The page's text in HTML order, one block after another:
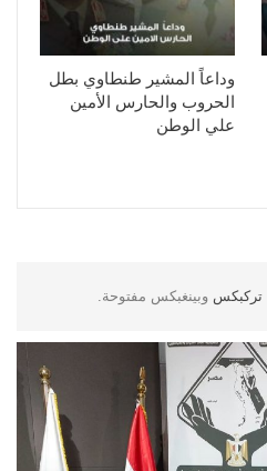
وداعاً المشير طنطاوي بطل
الحروب والحارس الأمين
علي الوطن
تركبكس وبينغبكس مفتوحة.